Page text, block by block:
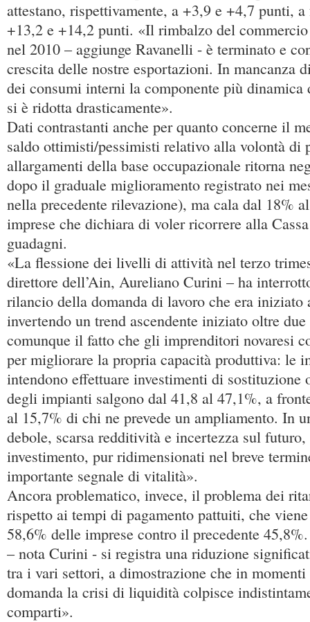
attestano, rispettivamente, a +3,9 e +4,7 punti,
+13,2 e +14,2 punti. «Il rimbalzo del
nel 2010 – aggiunge Ravanelli - è terminato e
crescita delle nostre esportazioni. In mancanza
dei consumi interni la componente più dinamica
si è ridotta drasticamente».
Dati contrastanti anche per quanto concerne il
saldo ottimisti/pessimisti relativo alla volontà di
allargamenti della base occupazionale ritorna
dopo il graduale miglioramento registrato nei
nella precedente rilevazione), ma cala dal 18%
imprese che dichiara di voler ricorrere alla
guadagni.
«La flessione dei livelli di attività nel terzo
direttore dell’Ain, Aureliano Curini – ha
rilancio della domanda di lavoro che era iniziato
invertendo un trend ascendente iniziato oltre
comunque il fatto che gli imprenditori novaresi
per migliorare la propria capacità produttiva: le
intendono effettuare investimenti di sostituzione
degli impianti salgono dal 41,8 al 47,1%, a
al 15,7% di chi ne prevede un ampliamento. In
debole, scarsa redditività e incertezza sul
investimento, pur ridimensionati nel breve
importante segnale di vitalità».
Ancora problematico, invece, il problema dei
rispetto ai tempi di pagamento pattuiti, che
58,6% delle imprese contro il precedente
– nota Curini - si registra una riduzione
tra i vari settori, a dimostrazione che in
domanda la crisi di liquidità colpisce
comparti».